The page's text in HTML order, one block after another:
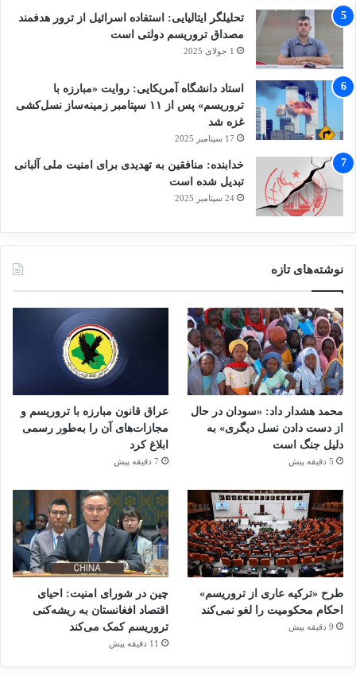
تحلیلگر ایتالیایی: استفاده اسرائیل از ترور هدفمند
مصداق تروریسم دولتی است
1 جولای 2025
استاد دانشگاه آمریکایی: روایت «مبارزه با
تروریسم» پس از ۱۱ سپتامبر زمینه‌ساز نسل‌کشی
غزه شد
17 سپتامبر 2025
خدابنده: منافقین به تهدیدی برای امنیت ملی آلبانی
تبدیل شده است
24 سپتامبر 2025
نوشته‌های تازه
محمد هشدار داد: «سودان در حال
از دست دادن نسل دیگری» به
دلیل جنگ است
5 دقیقه پیش
عراق قانون مبارزه با تروریسم و
مجازات‌های آن را به‌طور رسمی
ابلاغ کرد
7 دقیقه پیش
طرح «ترکیه عاری از تروریسم»
احکام محکومیت را لغو نمی‌کند
9 دقیقه پیش
چین در شورای امنیت: احیای
اقتصاد افغانستان به ریشه‌کنی
تروریسم کمک می‌کند
11 دقیقه پیش